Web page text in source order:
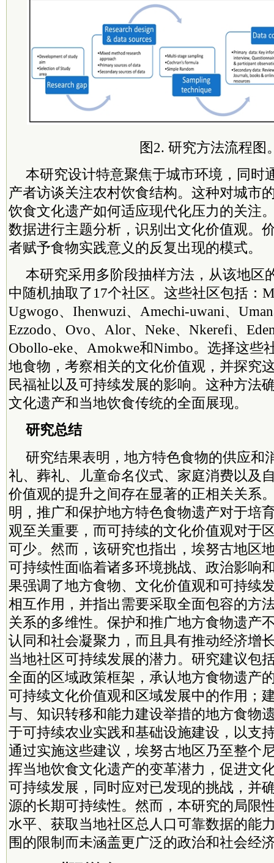
图2. 研究方法流程图
本研究设计特意聚焦于城市环境，同时
产者访谈关注农村饮食结构。这种对城市
饮食文化遗产如何适应现代化压力的关注
数据进行主题分析，识别出文化价值观。
者赋予食物实践意义的反复出现的模式。
本研究采用多阶段抽样方法，从该地区
中随机抽取了17个社区。这些社区包括：
Ugwogo、Ihenwuzi、Amechi-uwani、
Ezzodo、Ovo、Alor、Neke、Nkerefi、
Obollo-eke、Amokwe和Nimbo。选择这些
地食物，考察相关的文化价值观，并探究
民福祉以及可持续发展的影响。这种方法
文化遗产和当地饮食传统的全面展现。
研究总结
研究结果表明，地方特色食物的供应和
礼、葬礼、儿童命名仪式、家庭消费以及
价值观的提升之间存在显著的正相关关系
明，推广和保护地方特色食物遗产对于培
观至关重要，而可持续的文化价值观对于
可少。然而，该研究也指出，埃努古地区
可持续性面临着诸多环境挑战、政治影响
果强调了地方食物、文化价值观和可持续
相互作用，并指出需要采取全面包容的方
关系的多维性。保护和推广地方食物遗产
认同和社会凝聚力，而且具有推动经济增
当地社区可持续发展的潜力。研究建议包
全面的区域政策框架，承认地方食物遗产
可持续文化价值观和区域发展中的作用；
与、知识转移和能力建设举措的地方食物
于可持续农业实践和基础设施建设，以支
通过实施这些建议，埃努古地区乃至整个
挥当地饮食文化遗产的变革潜力，促进文
可持续发展，同时应对已发现的挑战，并
源的长期可持续性。然而，本研究的局限
水平、获取当地社区总人口可靠数据的能
围的限制而未涵盖更广泛的政治和社会经